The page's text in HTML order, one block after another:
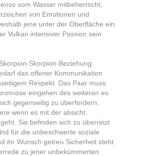
vom Wasser mitbeherrscht,
von Emotionen und
jene unter der Oberfläche ein
Vulkan intensiver Passion sein
Skorpion-Beziehung
das offener Kommunikation
Respekt. Das Paar muss
eingehen des weiteren es
gegenseitig zu überfordern,
wenn es mit der absicht,
Sie befinden sich zu überreizt
für die unbeschwerte soziale
ihr Wunsch getreu Sicherheit steht
zu jener unbekümmerten